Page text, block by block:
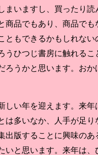
まいますし、買ったり
商品でもあり、商品で
ともできるかもしれな
うひつじ書房に触れる
ろうかと思います。お
しい年を迎えます。来
は多いなか、人手が足
出版することに興味の
いと思います。来年は